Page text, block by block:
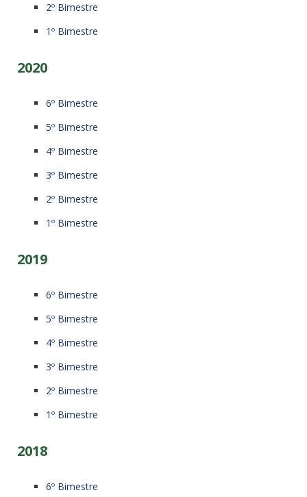
2º Bimestre
1º Bimestre
2020
6º Bimestre
5º Bimestre
4º Bimestre
3º Bimestre
2º Bimestre
1º Bimestre
2019
6º Bimestre
5º Bimestre
4º Bimestre
3º Bimestre
2º Bimestre
1º Bimestre
2018
6º Bimestre